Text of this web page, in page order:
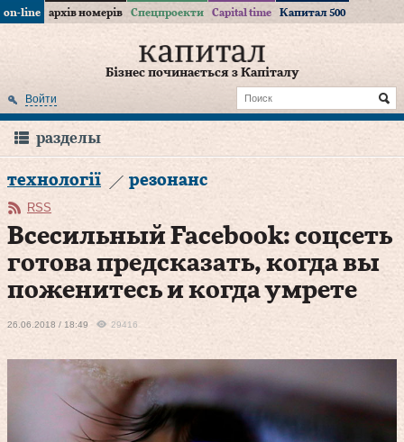
on-line архів номерів Спецпроекти Capital time Капитал 500
Бізнес починається з Капіталу
Войти
разделы
технології резонанс
RSS
Всесильный Facebook: соцсеть
готова предсказать, когда вы
поженитесь и когда умрете
26.06.2018 / 18:49 29416